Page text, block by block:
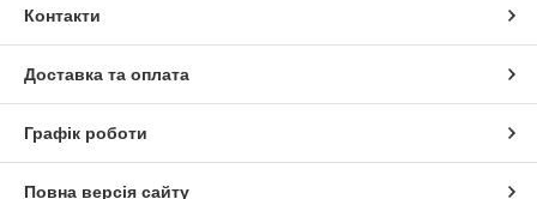
Контакти
Доставка та оплата
Графік роботи
Повна версія сайту